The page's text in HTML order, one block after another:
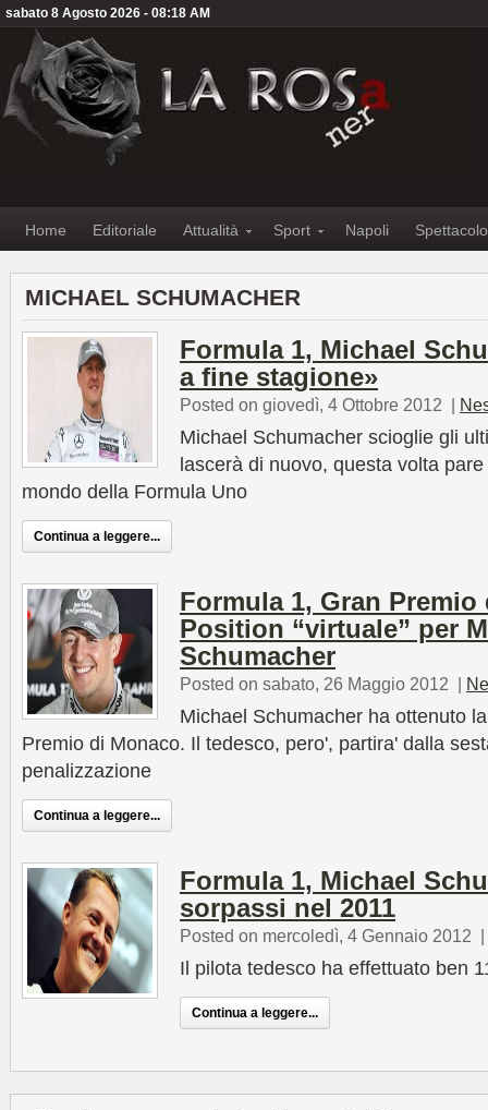
sabato 8 Agosto 2026 - 08:18 AM
Home Editoriale Attualità Sport Napoli Spettacolo
MICHAEL SCHUMACHER
Formula 1, Michael
a fine stagione»
Posted on giovedì, 4 Ottobre 2012 |
Michael Schumacher scioglie gli
lascerà di nuovo, questa volta
mondo della Formula Uno
Continua a leggere...
Formula 1, Gran
Position “virtuale” per
Schumacher
Posted on sabato, 26 Maggio 2012 |
Michael Schumacher ha ottenuto
Premio di Monaco. Il tedesco, pero', partira' dalla
penalizzazione
Continua a leggere...
Formula 1, Michael
sorpassi nel 2011
Posted on mercoledì, 4 Gennaio 2012 |
Il pilota tedesco ha effettuato ben
Continua a leggere...